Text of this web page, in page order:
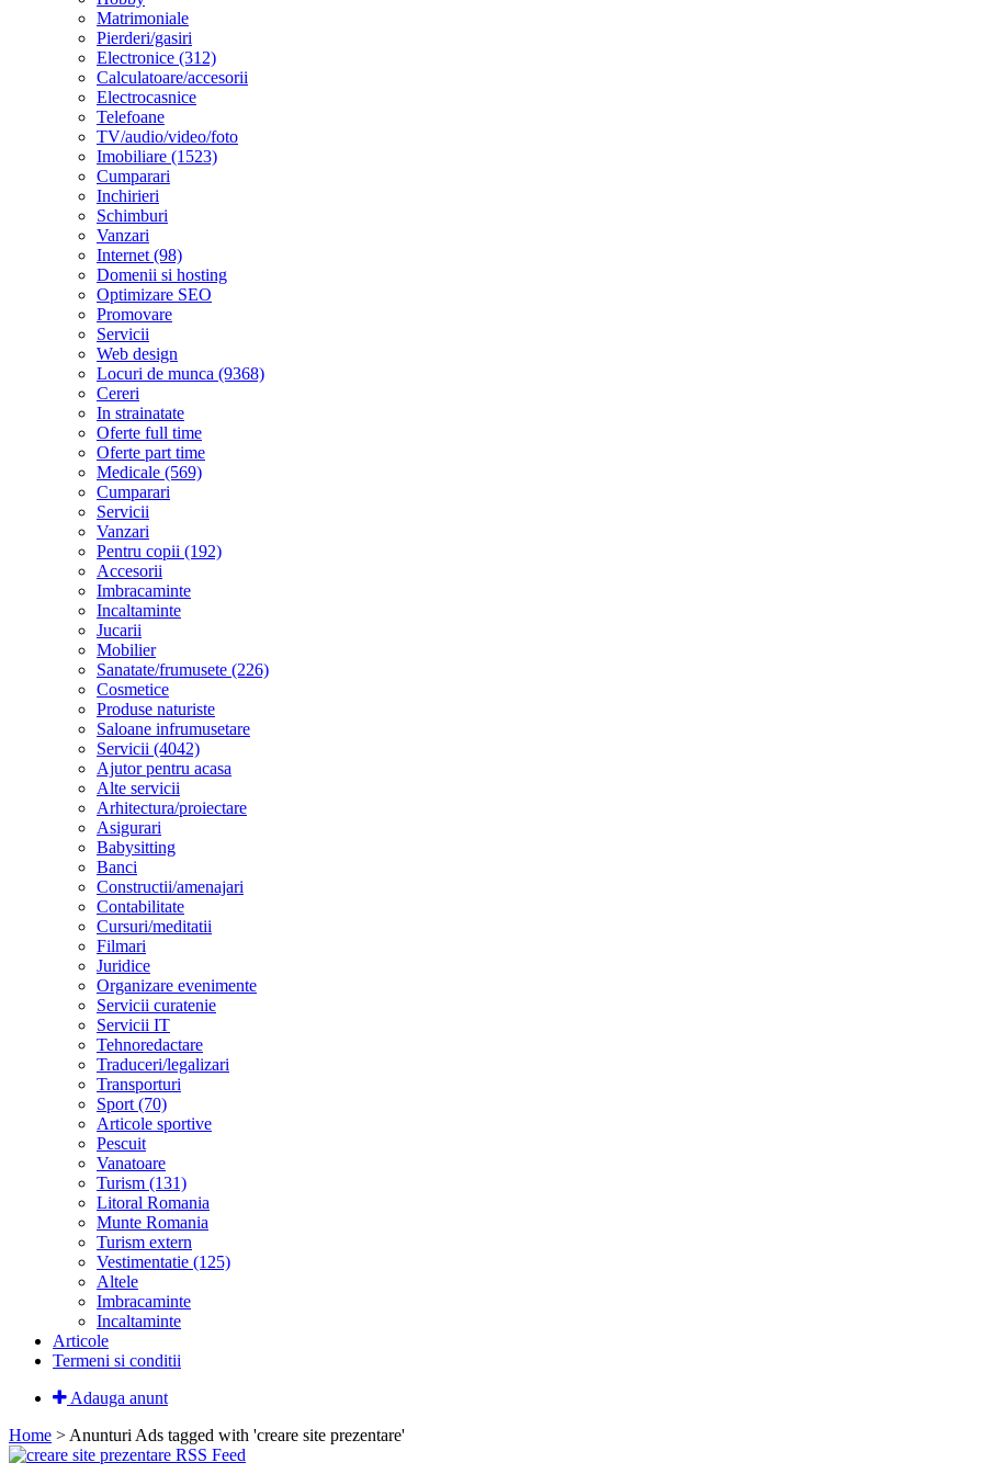
Matrimoniale
Pierderi/gasiri
Electronice (312)
Calculatoare/accesorii
Electrocasnice
Telefoane
TV/audio/video/foto
Imobiliare (1523)
Cumparari
Inchirieri
Schimburi
Vanzari
Internet (98)
Domenii si hosting
Optimizare SEO
Promovare
Servicii
Web design
Locuri de munca (9368)
Cereri
In strainatate
Oferte full time
Oferte part time
Medicale (569)
Cumparari
Servicii
Vanzari
Pentru copii (192)
Accesorii
Imbracaminte
Incaltaminte
Jucarii
Mobilier
Sanatate/frumusete (226)
Cosmetice
Produse naturiste
Saloane infrumusetare
Servicii (4042)
Ajutor pentru acasa
Alte servicii
Arhitectura/proiectare
Asigurari
Babysitting
Banci
Constructii/amenajari
Contabilitate
Cursuri/meditatii
Filmari
Juridice
Organizare evenimente
Servicii curatenie
Servicii IT
Tehnoredactare
Traduceri/legalizari
Transporturi
Sport (70)
Articole sportive
Pescuit
Vanatoare
Turism (131)
Litoral Romania
Munte Romania
Turism extern
Vestimentatie (125)
Altele
Imbracaminte
Incaltaminte
Articole
Termeni si conditii
Adauga anunt
Home > Anunturi Ads tagged with 'creare site prezentare'